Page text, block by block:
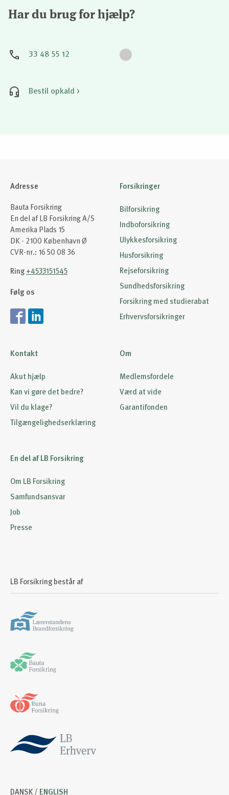
Har du brug for hjælp?
33 48 55 12
Bestil opkald >
Adresse
Bauta Forsikring
En del af LB Forsikring A/S
Amerika Plads 15
DK - 2100 København Ø
CVR-nr.: 16 50 08 36
Ring +4533151545
Følg os
Forsikringer
Bilforsikring
Indboforsikring
Ulykkesforsikring
Husforsikring
Rejseforsikring
Sundhedsforsikring
Forsikring med studierabat
Erhvervsforsikringer
Kontakt
Akut hjælp
Kan vi gøre det bedre?
Vil du klage?
Tilgængelighedserklæring
Om
Medlemsfordele
Værd at vide
Garantifonden
En del af LB Forsikring
Om LB Forsikring
Samfundsansvar
Job
Presse
LB Forsikring består af
DANSK / ENGLISH